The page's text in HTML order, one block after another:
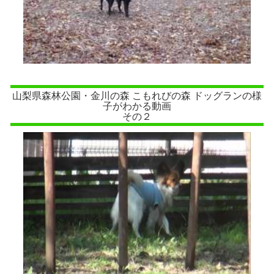
山梨県森林公園・金川の森 こもれびの森 ドッグランの様
子がわかる動画
その２